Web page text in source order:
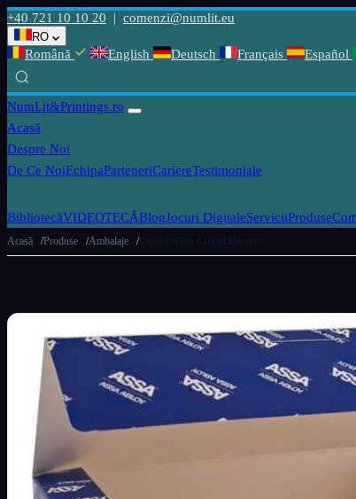
+40 721 10 10 20 | comenzi@numlit.eu
RO
Română English Deutsch Français Español
NumLit&Printings.ro
Acasă
Despre Noi
De Ce NoiEchipaParteneriCariereTestimoniale
BibliotecăVIDEOTECĂBlogJocuri DigitaleServiciiProduse
Acasă Produse Ambalaje Cutii carton Culori Diverse